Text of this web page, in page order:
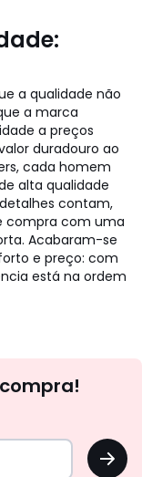
a qualidade não
a marca
a preços
duradouro ao
cada homem
alta qualidade
contam,
compra com uma
Acabaram-se
e preço: com
está na ordem
OK